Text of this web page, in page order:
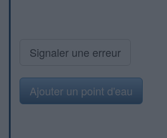
Signaler une erreur
Ajouter un point d'eau